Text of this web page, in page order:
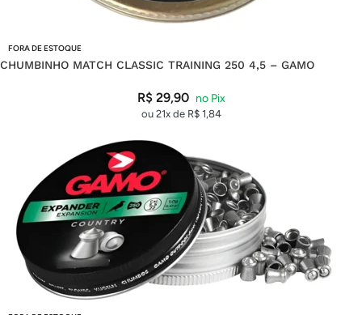
FORA DE ESTOQUE
CHUMBINHO MATCH CLASSIC TRAINING 250 4,5 – GAMO
R$29,90
ou 21x de R$ 1,84